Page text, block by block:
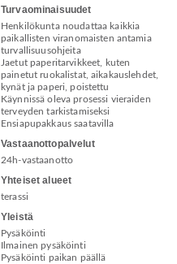
Turvaominaisuudet
Henkilökunta noudattaa kaikkia
paikallisten viranomaisten antamia
turvallisuusohjeita
Jaetut paperitarvikkeet, kuten
painetut ruokalistat, aikakauslehdet,
kynät ja paperi, poistettu
Käynnissä oleva prosessi vieraiden
terveyden tarkistamiseksi
Ensiapupakkaus saatavilla
Vastaanottopalvelut
24h-vastaanotto
Yhteiset alueet
terassi
Yleistä
Pysäköinti
Ilmainen pysäköinti
Pysäköinti paikan päällä